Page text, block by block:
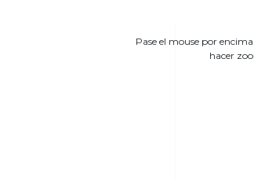
Pase el mouse por
hacer